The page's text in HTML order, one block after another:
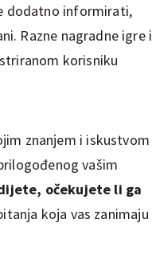
dodatno informirati,
Razne nagradne igre i
korisniku
znanjem i iskustvom
vašim
očekujete li ga
koja vas zanimaju